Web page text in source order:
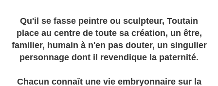
Qu'il se fasse peintre ou sculpteur, Toutain
place au centre de toute sa création, un être,
familier, humain à n'en pas douter, un singulier
personnage dont il revendique la paternité.
Chacun connaît une vie embryonnaire sur la